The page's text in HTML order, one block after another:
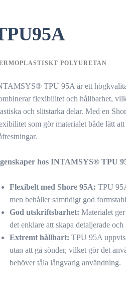
POLYURETAN
TPU 95A är ett
flexibilitet och hållbarhet,
och slitstarka delar. Med en
som gör materialet både lätt
hos INTAMSYS® TPU
Flexibelt med Shore 95A: TPU
men behåller samtidigt god
God utskriftsbarhet: Materialet
det enklare att skapa detaljerade
Extremt hållbart: TPU 95A
utan att gå sönder, vilket gör det
behöver tåla långvarig användning.